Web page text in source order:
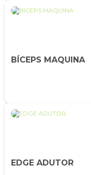
BÍCEPS MAQUINA
EDGE ADUTOR